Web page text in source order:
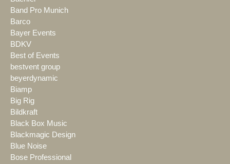
Band Pro Munich
Barco
Bayer Events
BDKV
Best of Events
bestvent group
beyerdynamic
Biamp
Big Rig
Bildkraft
Black Box Music
Blackmagic Design
Blue Noise
Bose Professional